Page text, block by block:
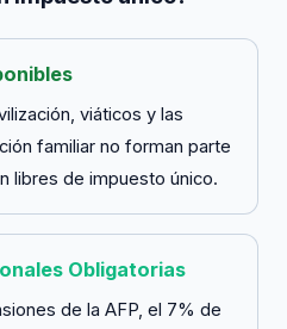
viáticos y las
familiar no forman parte
libres de impuesto único.
Obligatorias
de la AFP, el 7% de